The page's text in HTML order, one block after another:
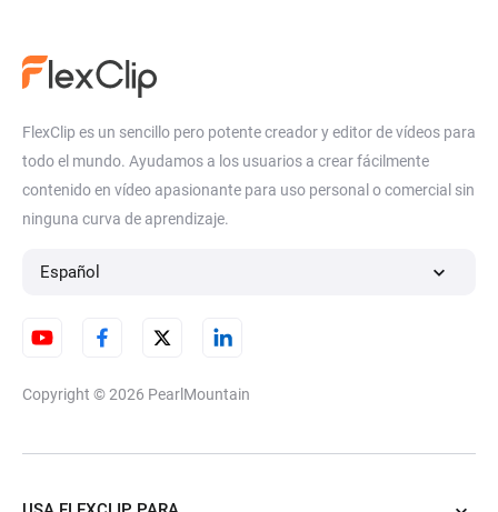
FlexClip es un sencillo pero potente creador y editor de vídeos para
todo el mundo. Ayudamos a los usuarios a crear fácilmente
contenido en vídeo apasionante para uso personal o comercial sin
ninguna curva de aprendizaje.
Español
Copyright © 2026 PearlMountain